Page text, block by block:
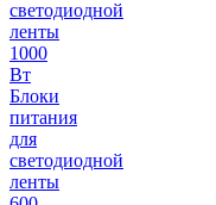
светодиодной
ленты
1000
Вт
Блоки
питания
для
светодиодной
ленты